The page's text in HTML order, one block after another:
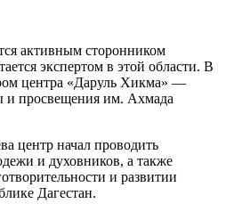
активным сторонником
экспертом в этой области. В
центра «Даруль Хикма» —
и просвещения им. Ахмада
центр начал проводить
и духовников, а также
и развитии
Дагестан.